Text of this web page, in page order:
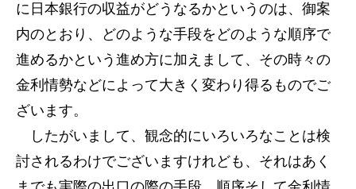
に日本銀行の収益がどうなるかというのは、御案
内のとおり、どのような手段をどのような順序で
進めるかという進め方に加えまして、その時々の
金利情勢などによって大きく変わり得るものでご
ざいます。
したがいまして、観念的にいろいろなことは検
討されるわけでございますけれども、それはあく